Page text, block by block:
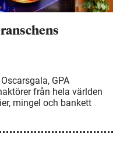
GPA
från hela världen
mingel och bankett